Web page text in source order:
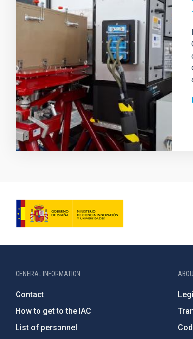
GENERAL INFORMATION
Contact
How to get to the IAC
List of personnel